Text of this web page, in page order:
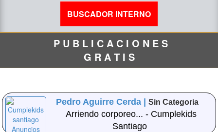
P U B L I C A C I O N E S
G R A T I S
Pedro Aguirre Cerda |Sin Categoria
Arriendo corporeo... - Cumplekids
Santiago